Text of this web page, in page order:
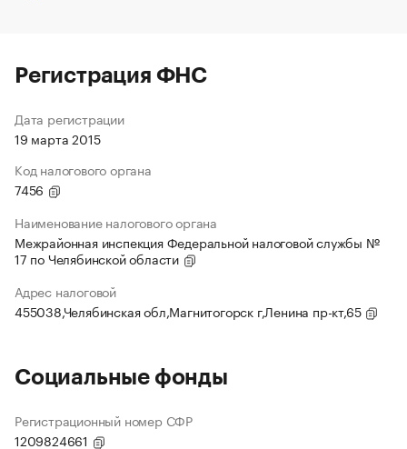
Регистрация ФНС
Дата регистрации
19 марта 2015
Код налогового органа
7456
Наименование налогового органа
Межрайонная инспекция Федеральной налоговой службы №
17 по Челябинской области
Адрес налоговой
455038,Челябинская обл,Магнитогорск г,Ленина пр-кт,65
Социальные фонды
Регистрационный номер СФР
1209824661